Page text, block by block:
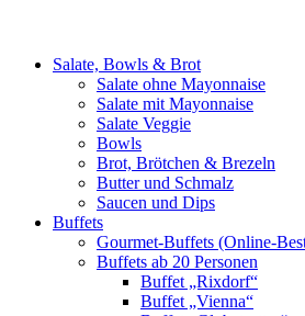
Salate, Bowls & Brot
Salate ohne Mayonnaise
Salate mit Mayonnaise
Salate Veggie
Bowls
Brot, Brötchen & Brezeln
Butter und Schmalz
Saucen und Dips
Buffets
Gourmet-Buffets (Online-
Buffets ab 20 Personen
Buffet „Rixdorf“
Buffet „Vienna“